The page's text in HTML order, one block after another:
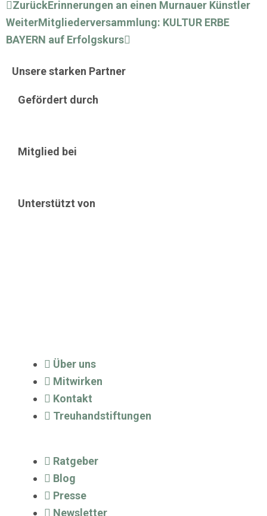
Zurück
ZurückErinnerungen an einen Murnauer Künstler
WeiterMitgliederversammlung: KULTUR ERBE
BAYERN auf Erfolgskurs
Nächster
Unsere starken Partner
Gefördert durch
Mitglied bei
Unterstützt von
Über uns
Mitwirken
Kontakt
Treuhandstiftungen
Ratgeber
Blog
Presse
Newsletter